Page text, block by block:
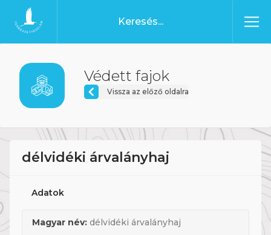
Ugrás a tartalomhoz
Főoldal
Védett fajok
Vissza az előző oldalra
délvidéki árvalányhaj
Adatok
Magyar név: délvidéki árvalányhaj